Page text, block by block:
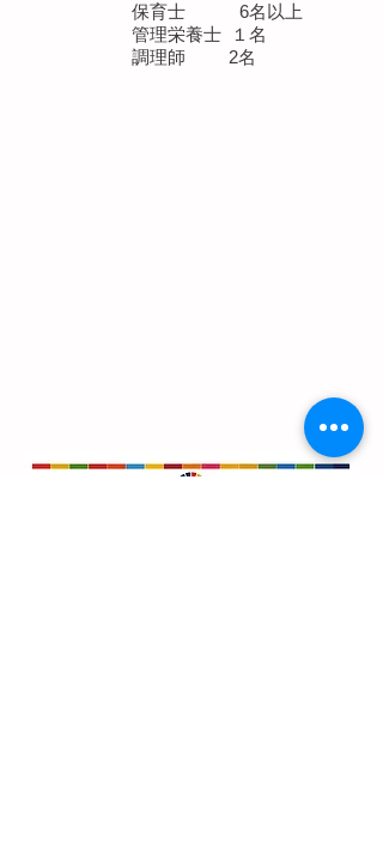
保育士 6名以上
管理栄養士 １名
調理師 2名